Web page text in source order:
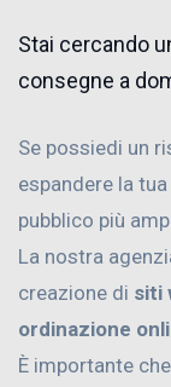
Stai cercando
consegne a
Se possiedi un
espandere la
pubblico più
La nostra
creazione di siti
ordinazione
È importante